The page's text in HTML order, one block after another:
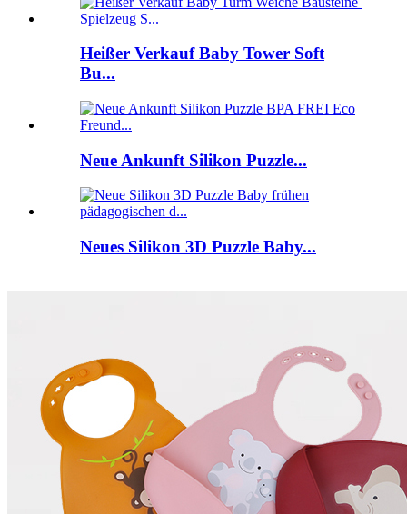
Heißer Verkauf Baby Tower Soft
Bu...
Neue Ankunft Silikon Puzzle...
Neues Silikon 3D Puzzle Baby...